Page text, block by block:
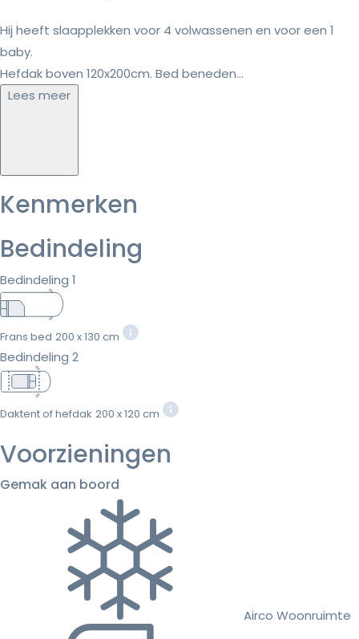
Hij heeft slaapplekken voor 4 volwassenen en voor een 1
baby.
Hefdak boven 120x200cm. Bed beneden...
Lees meer
Kenmerken
Bedindeling
Bedindeling 1
Frans bed 200 x 130 cm
Bedindeling 2
Daktent of hefdak 200 x 120 cm
Voorzieningen
Gemak aan boord
Airco Woonruimte